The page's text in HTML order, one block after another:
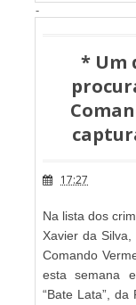
procurados do
-
* Um
17:27
Na lista dos
Xavier da
Comando
esta semana
“Bate Lata”,